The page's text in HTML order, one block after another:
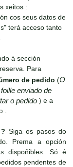
xeitos :
cos seus datos de
terá acceso tanto
á sección
Para
de pedido (O
enviado de
o pedido ) e a
.
Siga os pasos do
Prema a opción
dispoñibles. Só é
pendentes de